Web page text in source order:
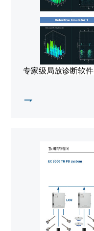
专家级局放诊断软件